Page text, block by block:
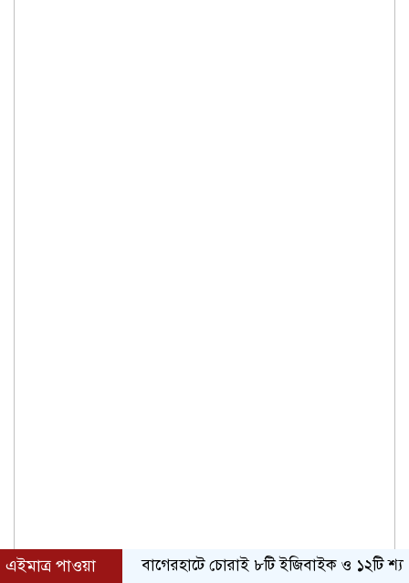
এইমাত্র পাওয়া বাগেরহাটে চোরাই ৮টি ইজিবাইক ও ১২টি